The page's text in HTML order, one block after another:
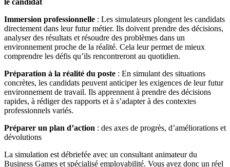
le candidat
Immersion professionnelle : Les simulateurs plongent les candidats
directement dans leur futur métier. Ils doivent prendre des décisions,
analyser des résultats et résoudre des problèmes dans un
environnement proche de la réalité. Cela leur permet de mieux
comprendre les défis qu’ils rencontreront au quotidien.
Préparation à la réalité du poste : En simulant des situations
concrètes, les candidats peuvent anticiper les exigences de leur futur
environnement de travail. Ils apprennent à prendre des décisions
rapides, à rédiger des rapports et à s’adapter à des contextes
professionnels variés.
Préparer un plan d’action : des axes de progrès, d’améliorations et
dévolutions
La simulation est débriefée avec un consultant animateur du
Business Games et spécialisé employabilité. Vous avez donc un réel